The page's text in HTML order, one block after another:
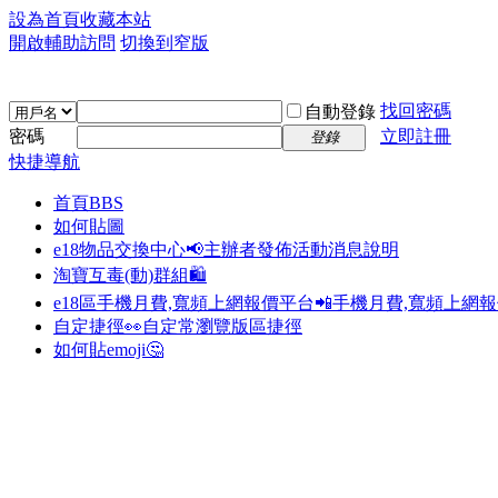
設為首頁收藏本站
開啟輔助訪問 切換到窄版
自動登錄 找回密碼
密碼
登錄
立即註冊
快捷導航
首頁BBS
如何貼圖
e18物品交換中心📢主辦者發佈活動消息說明
淘寶互毒(動)群組🛍️
e18區手機月費,寬頻上網報價平台📲手機月費,寬頻上網
自定捷徑👀自定常瀏覽版區捷徑
如何貼emoji🤔